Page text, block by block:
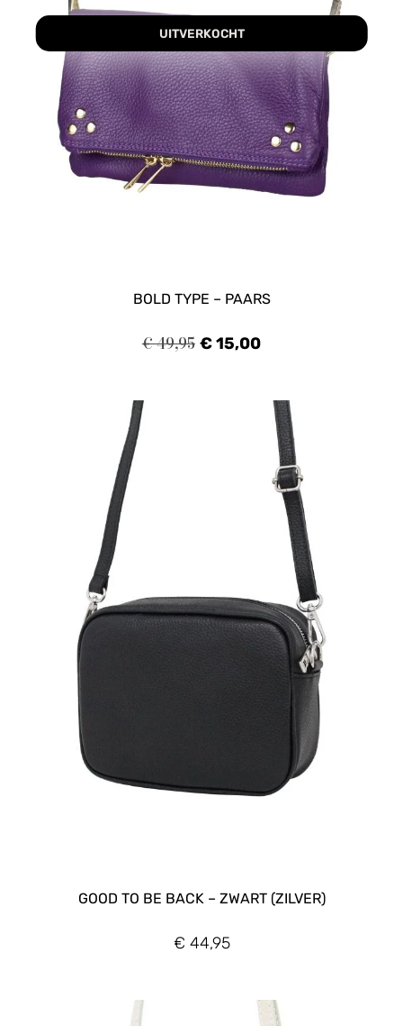
UITVERKOCHT
BOLD TYPE – PAARS
€49,95 €15,00
GOOD TO BE BACK – ZWART (ZILVER)
€ 44,95